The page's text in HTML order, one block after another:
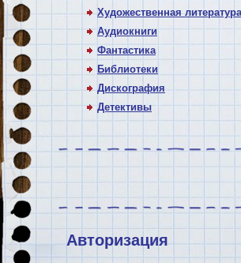
Художественная литература
Аудиокниги
Фантастика
Библиотеки
Дискография
Детективы
Авторизация